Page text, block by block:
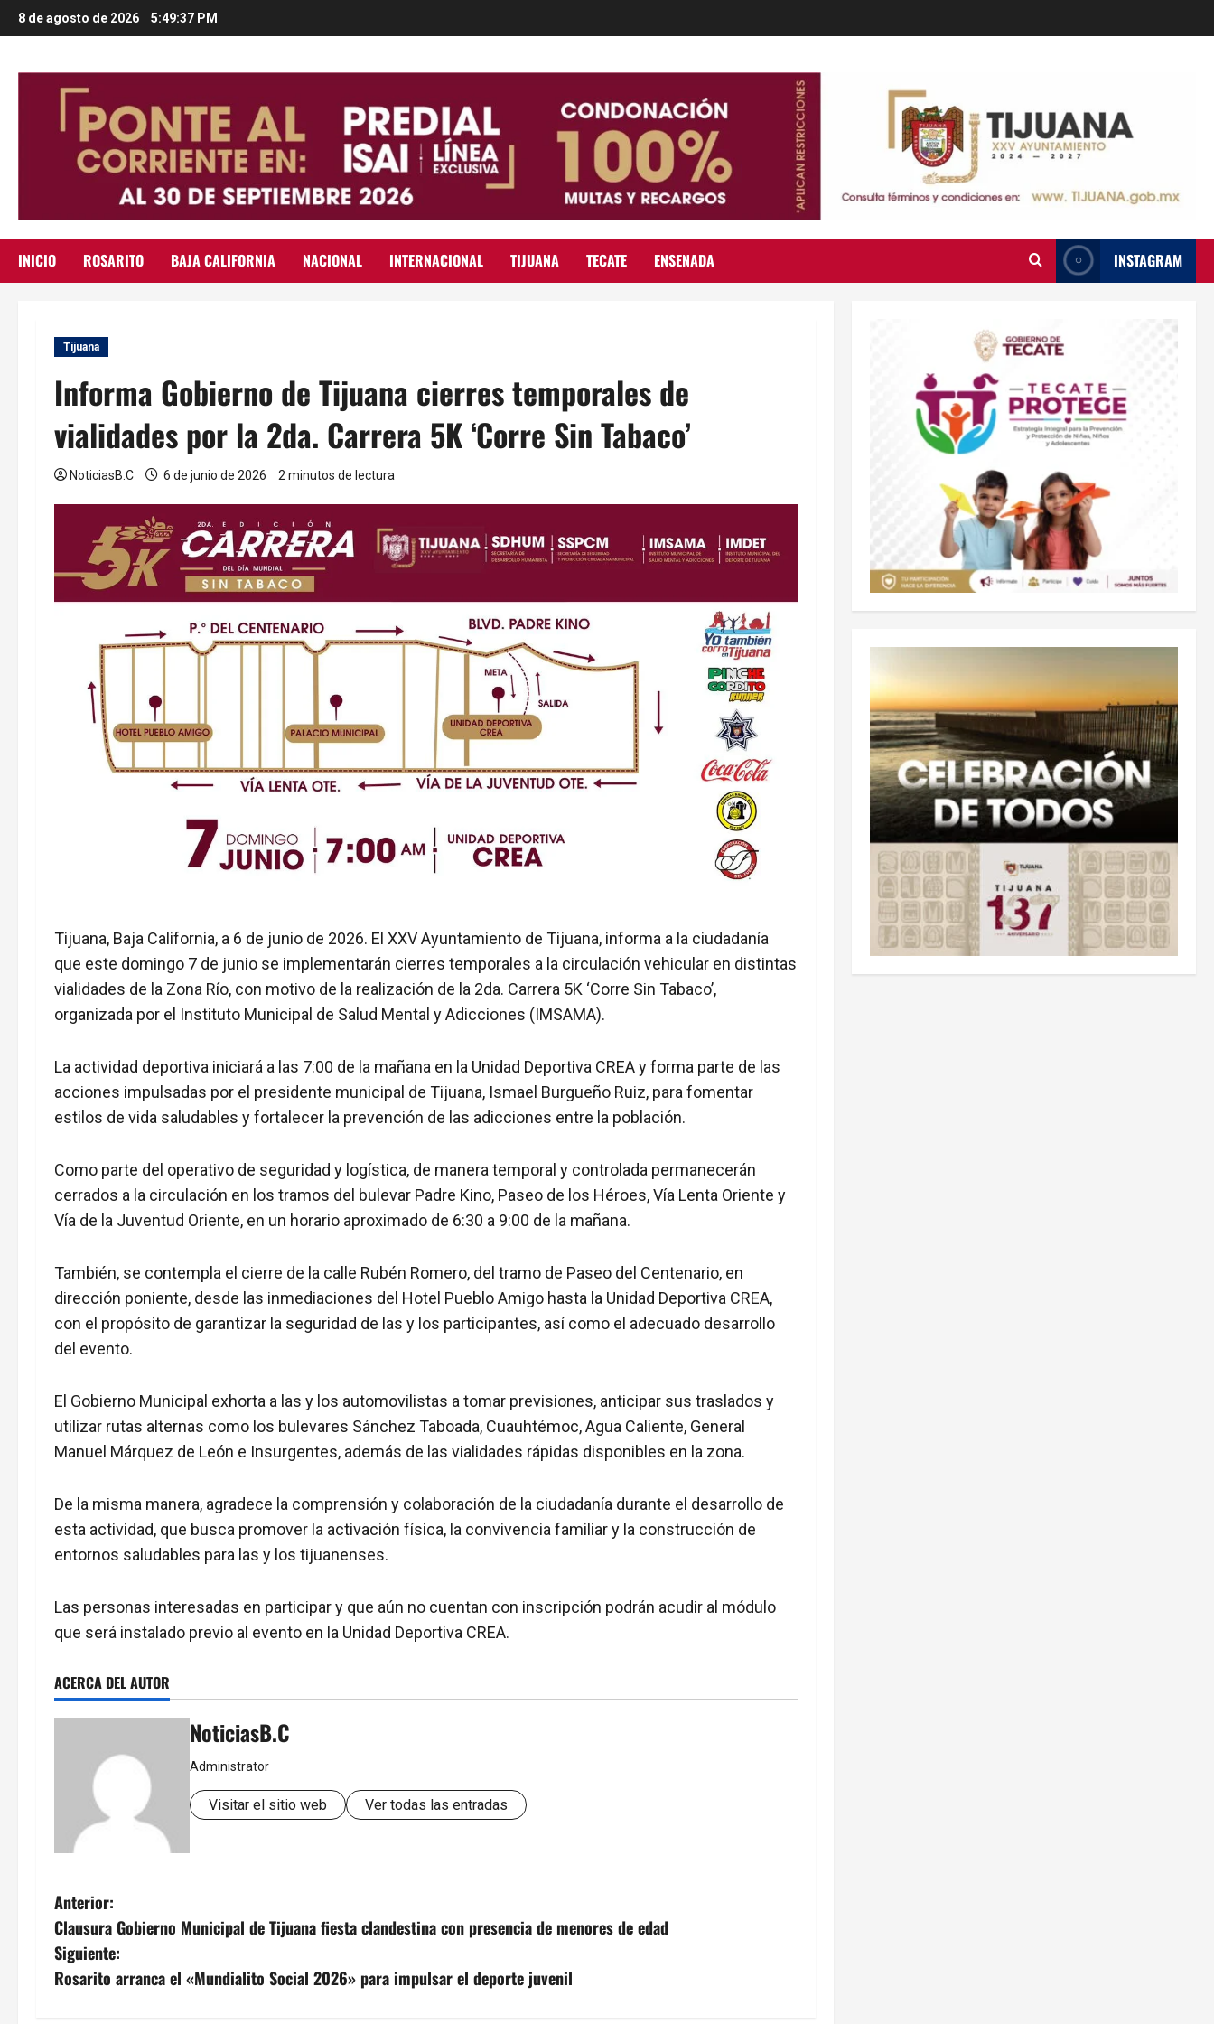
Saltar
al
8 de agosto de 2026 5:49:38 PM
INICIO ROSARITO BAJA CALIFORNIA NACIONAL INTERNACIONAL TIJUANA TECATE ENSENADA INSTAGRAM
Tijuana
Informa Gobierno de Tijuana cierres temporales de
vialidades por la 2da. Carrera 5K ‘Corre Sin Tabaco’
NoticiasB.C 6 de junio de 2026 2 minutos de lectura
Tijuana, Baja California, a 6 de junio de 2026. El XXV Ayuntamiento de Tijuana, informa a la ciudadanía
que este domingo 7 de junio se implementarán cierres temporales a la circulación vehicular en distintas
vialidades de la Zona Río, con motivo de la realización de la 2da. Carrera 5K ‘Corre Sin Tabaco’,
organizada por el Instituto Municipal de Salud Mental y Adicciones (IMSAMA).
La actividad deportiva iniciará a las 7:00 de la mañana en la Unidad Deportiva CREA y forma parte de las
acciones impulsadas por el presidente municipal de Tijuana, Ismael Burgueño Ruiz, para fomentar
estilos de vida saludables y fortalecer la prevención de las adicciones entre la población.
Como parte del operativo de seguridad y logística, de manera temporal y controlada permanecerán
cerrados a la circulación en los tramos del bulevar Padre Kino, Paseo de los Héroes, Vía Lenta Oriente y
Vía de la Juventud Oriente, en un horario aproximado de 6:30 a 9:00 de la mañana.
También, se contempla el cierre de la calle Rubén Romero, del tramo de Paseo del Centenario, en
dirección poniente, desde las inmediaciones del Hotel Pueblo Amigo hasta la Unidad Deportiva CREA,
con el propósito de garantizar la seguridad de las y los participantes, así como el adecuado desarrollo
del evento.
El Gobierno Municipal exhorta a las y los automovilistas a tomar previsiones, anticipar sus traslados y
utilizar rutas alternas como los bulevares Sánchez Taboada, Cuauhtémoc, Agua Caliente, General
Manuel Márquez de León e Insurgentes, además de las vialidades rápidas disponibles en la zona.
De la misma manera, agradece la comprensión y colaboración de la ciudadanía durante el desarrollo de
esta actividad, que busca promover la activación física, la convivencia familiar y la construcción de
entornos saludables para las y los tijuanenses.
Las personas interesadas en participar y que aún no cuentan con inscripción podrán acudir al módulo
que será instalado previo al evento en la Unidad Deportiva CREA.
ACERCA DEL AUTOR
NoticiasB.C
Administrator
Visitar el sitio web Ver todas las entradas
N
a
v
Anterior:
Clausura Gobierno Municipal de Tijuana fiesta clandestina con presencia de menores de edad
Siguiente:
Rosarito arranca el «Mundialito Social 2026» para impulsar el deporte juvenil